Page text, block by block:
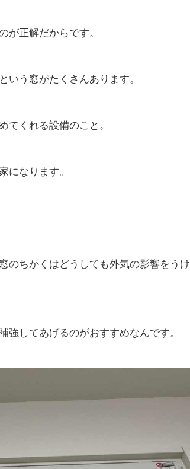
が正解だからです。
いう窓がたくさんあります。
てくれる設備のこと。
になります。
のちかくはどうしても外気の影響をうけ
強してあげるのがおすすめなんです。